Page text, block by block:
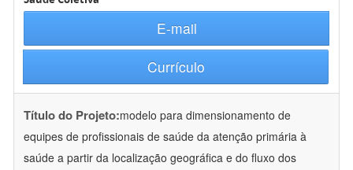
E-mail
Currículo
Título do Projeto:modelo para dimensionamento de
equipes de profissionais de saúde da atenção primária à
saúde a partir da localização geográfica e do fluxo dos